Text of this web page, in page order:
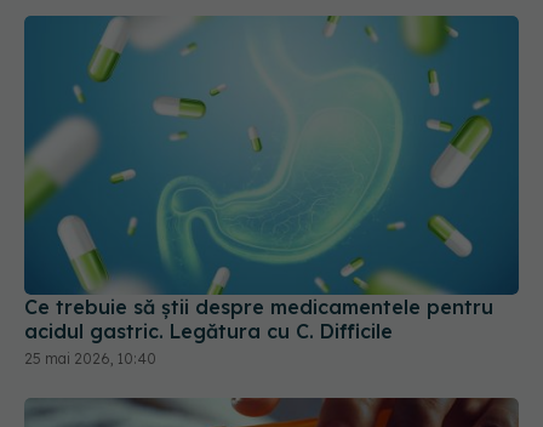
Ce trebuie să știi despre medicamentele pentru
acidul gastric. Legătura cu C. Difficile
25 mai 2026, 10:40